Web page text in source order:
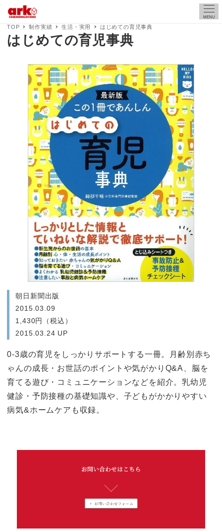
MENU
TOP 制作実績 生活・実用 はじめての育児事典
はじめての育児事典
朝日新聞出版
2015.03.09
1,430円（税込）
2015.03.24 UP
0-3歳の育児をしっかりサポートする一冊。月齢別赤ち
ゃんの成長・お世話のポイントや気がかりQ&A、脳を
育てる遊び・コミュニケーションなどを紹介。乳幼児
健診・予防接種の基礎知識や、子どもがかかりやすい
病気&ホームケアも収録。